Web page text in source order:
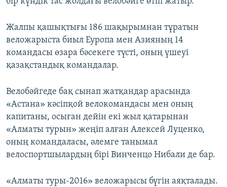
Жалпы қашықтығы 186 шақырымнан тұратын
веложарыста биыл Еуропа мен Азияның 14
командасы өзара бәсекеге түсті, оның үшеуі
қазақстандық командалар.
Велобәйгеде бақ сынап жатқандар арасында
«Астана» кәсіпқой велокомандасы мен оның
капитаны, осыған дейін екі жыл қатарынан
«Алматы турын» жеңіп алған Алексей Луценко,
оның командаласы, әлемге танымал
велоспортшылардың бірі Винченцо Нибали де бар.
«Алматы туры-2016» веложарысы бүгін аяқталады.